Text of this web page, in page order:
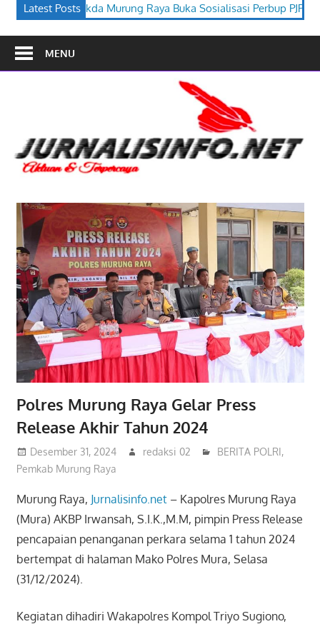
Latest Posts
Buka Sosialisasi Perbup PJPK 2026–2030 Festival Budaya
MENU
Polres Murung Raya Gelar Press
Release Akhir Tahun 2024
Desember 31, 2024 redaksi 02 BERITA POLRI,
Pemkab Murung Raya
Murung Raya, Jurnalisinfo.net– Kapolres Murung Raya
(Mura) AKBP Irwansah, S.I.K.,M.M, pimpin Press Release
pencapaian penanganan perkara selama 1 tahun 2024
bertempat di halaman Mako Polres Mura, Selasa
(31/12/2024).
Kegiatan dihadiri Wakapolres Kompol Triyo Sugiono,